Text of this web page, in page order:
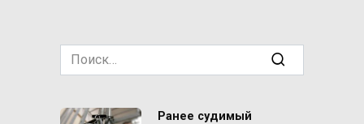
Search
for:
Ранее судимый